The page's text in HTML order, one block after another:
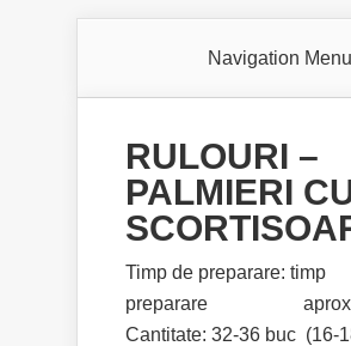
Navigation Menu
RULOURI –
PALMIERI
Timp de preparare: timp
preparare
Cantitate: 32-36 buc (16-